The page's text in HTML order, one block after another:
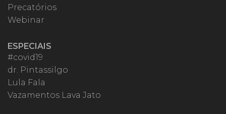
Precatórios
Webinar
ESPECIAIS
#covid19
dr. Pintassilgo
Lula Fala
Vazamentos Lava Jato